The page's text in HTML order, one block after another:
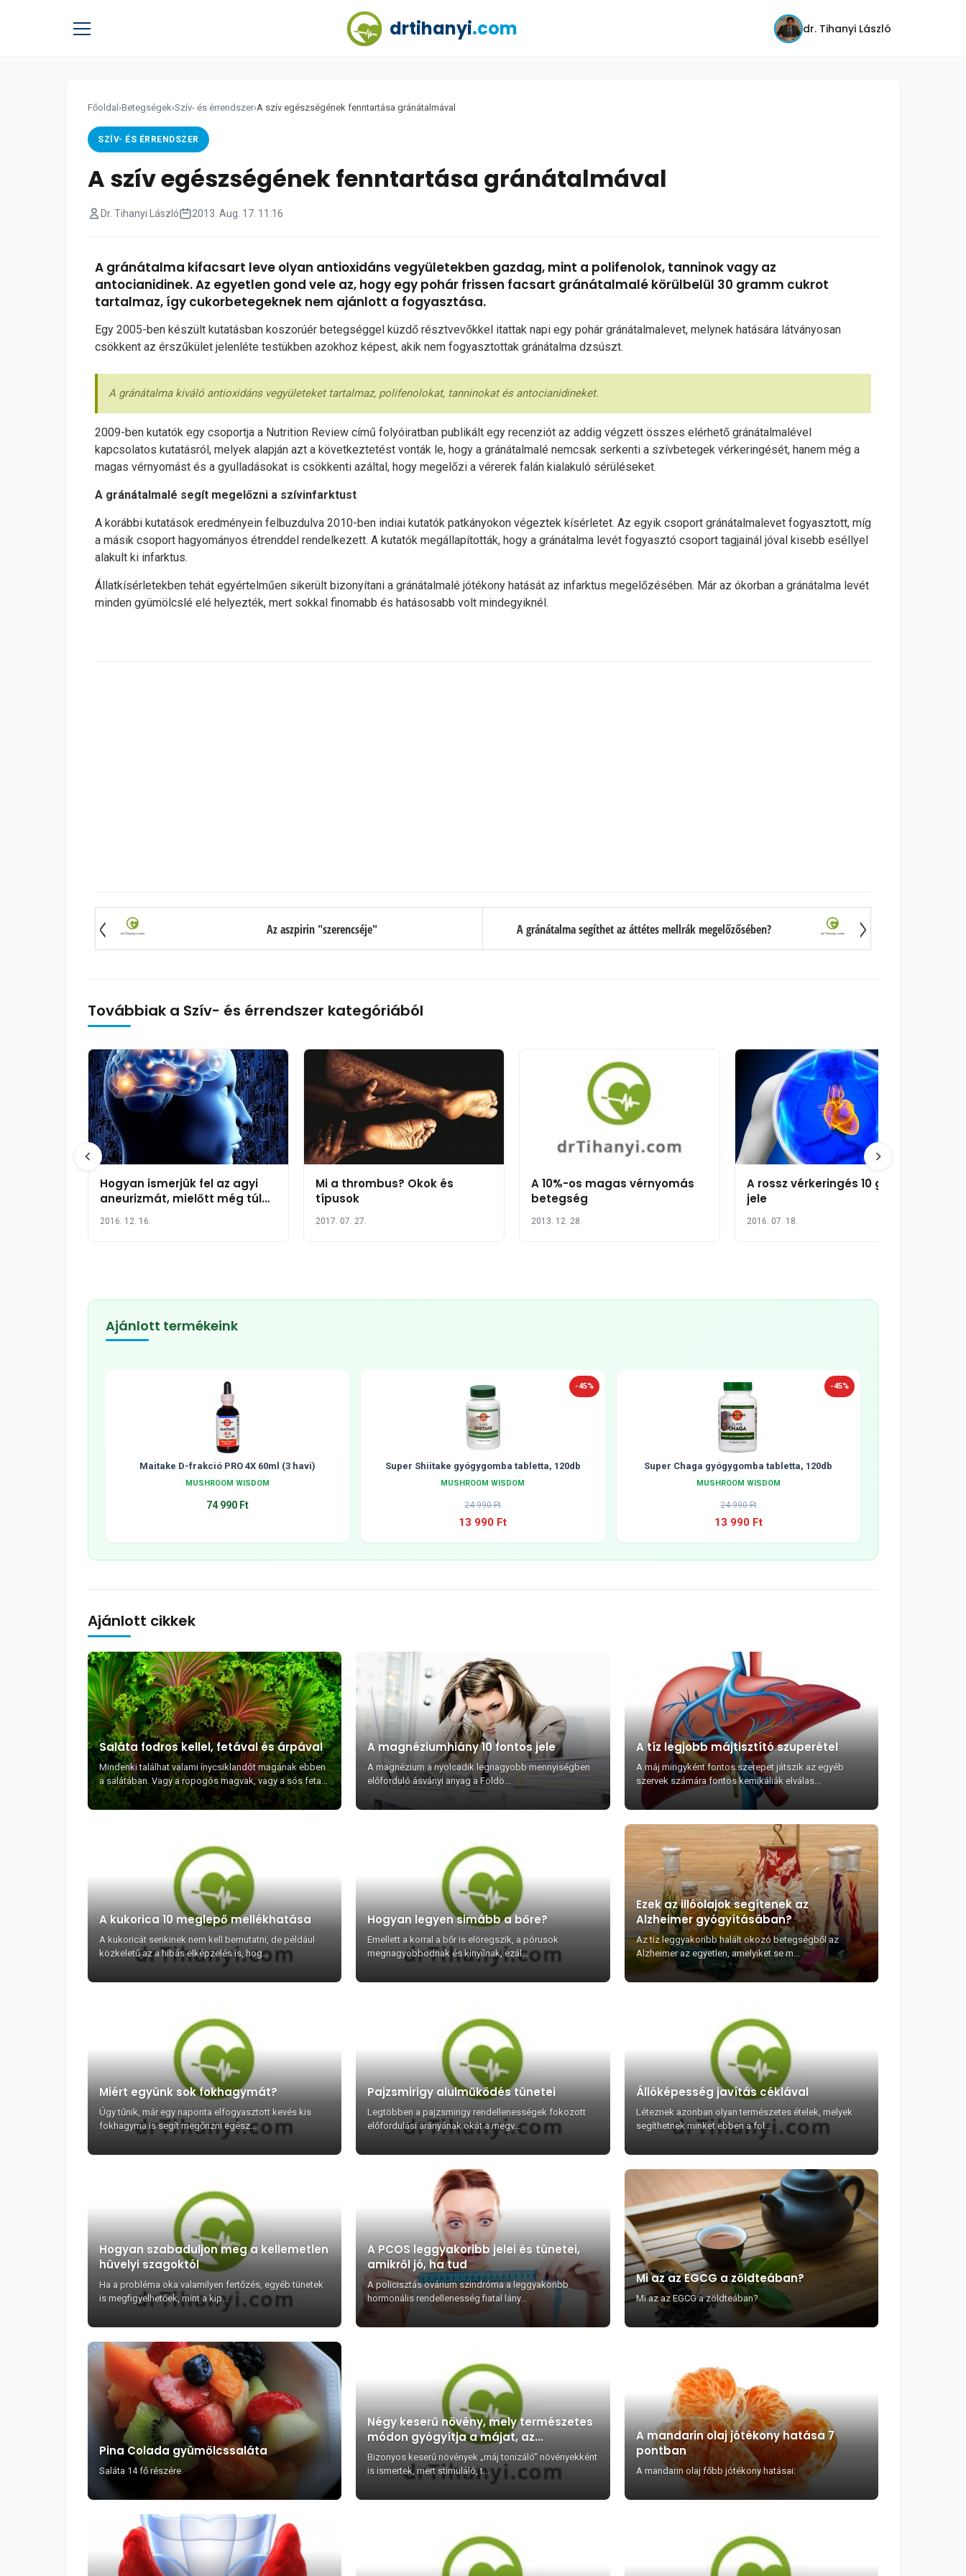
drtihanyi.com dr. Tihanyi László
Főoldal ›Betegségek›Szív- és érrendszer›A szív egészségének fenntartása gránátalmával
SZÍV- ÉS ÉRRENDSZER
A szív egészségének fenntartása gránátalmával
Dr. Tihanyi László 2013. Aug. 17. 11:16
A gránátalma kifacsart leve olyan antioxidáns vegyületekben gazdag, mint a polifenolok, tanninok vagy az
antocianidinek. Az egyetlen gond vele az, hogy egy pohár frissen facsart gránátalmalé körülbelül 30 gramm cukrot
tartalmaz, így cukorbetegeknek nem ajánlott a fogyasztása.
Egy 2005-ben készült kutatásban koszorúér betegséggel küzdő résztvevőkkel itattak napi egy pohár gránátalmalevet, melynek hatására látványosan
csökkent az érszűkület jelenléte testükben azokhoz képest, akik nem fogyasztottak gránátalma dzsúszt.
A gránátalma kiváló antioxidáns vegyületeket tartalmaz, polifenolokat, tanninokat és antocianidineket.
2009-ben kutatók egy csoportja a Nutrition Review című folyóiratban publikált egy recenziót az addig végzett összes elérhető gránátalmalével
kapcsolatos kutatásról, melyek alapján azt a következtetést vonták le, hogy a gránátalmalé nemcsak serkenti a szívbetegek vérkeringését, hanem még a
magas vérnyomást és a gyulladásokat is csökkenti azáltal, hogy megelőzi a vérerek falán kialakuló sérüléseket.
A gránátalmalé segít megelőzni a szívinfarktust
A korábbi kutatások eredményein felbuzdulva 2010-ben indiai kutatók patkányokon végeztek kísérletet. Az egyik csoport gránátalmalevet fogyasztott, míg
a másik csoport hagyományos étrenddel rendelkezett. A kutatók megállapították, hogy a gránátalma levét fogyasztó csoport tagjainál jóval kisebb eséllyel
alakult ki infarktus.
Állatkísérletekben tehát egyértelműen sikerült bizonyítani a gránátalmalé jótékony hatását az infarktus megelőzésében. Már az ókorban a gránátalma levét
minden gyümölcslé elé helyezték, mert sokkal finomabb és hatásosabb volt mindegyiknél.
Az aszpirin "szerencséje" A gránátalma segíthet az áttétes mellrák megelőzősében?
Továbbiak a Szív- és érrendszer kategóriából
Hogyan ismerjük fel az agyi
aneurizmát, mielőtt még túl
2016. 12. 16.
Mi a thrombus? Okok és
típusok
2017. 07. 27.
A 10%-os magas vérnyomás
betegség
2013. 12. 28.
A rossz vérkeringés 10 gyakori
jele
2016. 07. 18.
Ajánlott termékeink
Maitake D-frakció PRO 4X 60ml (3 havi)
MUSHROOM WISDOM
74 990 Ft
-45%
Super Shiitake gyógygomba tabletta, 120db
MUSHROOM WISDOM
24 990 Ft
13 990 Ft
-45%
Super Chaga gyógygomba tabletta, 120db
MUSHROOM WISDOM
24 990 Ft
13 990 Ft
Ajánlott cikkek
Saláta fodros kellel, fetával és árpával
Mindenki találhat valami ínycsiklandót magának ebben
a salátában. Vagy a ropogós magvak, vagy a sós feta
(ami kevésbé zsíros, mint az átlagos sajt), vagy...
A magnéziumhiány 10 fontos jele
A magnézium a nyolcadik legnagyobb mennyiségben
előforduló ásványi anyag a Földö...
A tíz legjobb májtisztító szuperétel
A máj mirigyként fontos szerepet játszik az egyéb
szervek számára fontos kemikáliák elválas...
A kukorica 10 meglepő mellékhatása
A kukoricát senkinek nem kell bemutatni, de például
közkeletű az a hibás elképzelés is, hog...
Hogyan legyen simább a bőre?
Emellett a korral a bőr is elöregszik, a pórusok
megnagyobbodnak és kinyílnak, ezál...
Ezek az illóolajok segítenek az
Alzheimer gyógyításában?
Az tíz leggyakoribb halált okozó betegségből az
Alzheimer az egyetlen, amelyiket se m...
Miért együnk sok fokhagymát?
Úgy tűnik, már egy naponta elfogyasztott kevés kis
fokhagyma is segít megőrizni egész...
Pajzsmirigy alulműködés tünetei
Legtöbben a pajzsmirigy rendellenességek fokozott
előfordulási arányának okát a megv...
Állóképesség javítás céklával
Léteznek azonban olyan természetes ételek, melyek
segíthetnek minket ebben a fol...
Hogyan szabaduljon meg a kellemetlen
hüvelyi szagoktól
Ha a probléma oka valamilyen fertőzés, egyéb tünetek
is megfigyelhetőek, mint a kip...
A PCOS leggyakoribb jelei és tünetei,
amikről jó, ha tud
A policisztás ovárium szindróma a leggyakoribb
hormonális rendellenesség fiatal lány...
Mi az az EGCG a zöldteában?
Mi az az EGCG a zöldteában?
Pina Colada gyümölcssaláta
Saláta 14 fő részére
Négy keserű növény, mely természetes
módon gyógyítja a májat, az
epehólyagot és más emésztési
bántalmakat
Bizonyos keserű növények „máj tonizáló” növényekként
is ismertek, mert stimuláló, t...
A mandarin olaj jótékony hatása 7
pontban
A mandarin olaj főbb jótékony hatásai: